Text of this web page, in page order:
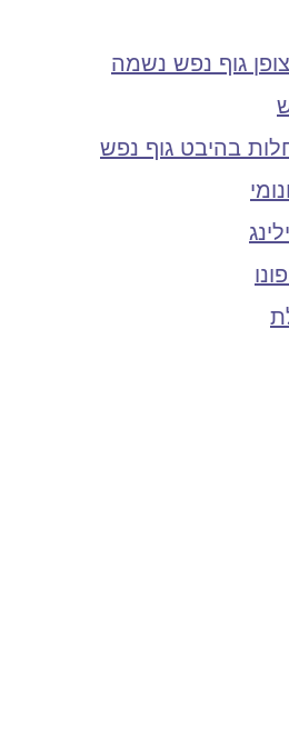
גוף נפש נשמה
בהיבט גוף נפש